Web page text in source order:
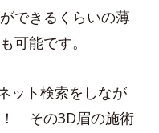
できるくらいの薄
可能です。
ット検索をしなが
！ その3D眉の施術